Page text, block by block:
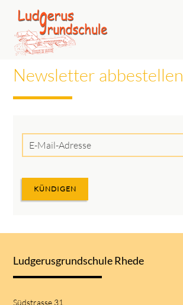
Newsletter abbestellen
Adresse
KÜNDIGEN
Ludgerusgrundschule Rhede
Südstrasse 31